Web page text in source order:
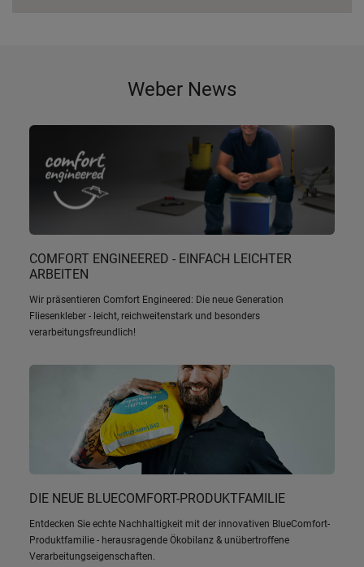
Weber News
COMFORT ENGINEERED - EINFACH LEICHTER
ARBEITEN
Wir präsentieren Comfort Engineered: Die neue Generation
Fliesenkleber - leicht, reichweitenstark und besonders
verarbeitungsfreundlich!
DIE NEUE BLUECOMFORT-PRODUKTFAMILIE
Entdecken Sie echte Nachhaltigkeit mit der innovativen BlueComfort-
Produktfamilie - herausragende Ökobilanz & unübertroffene
Verarbeitungseigenschaften.